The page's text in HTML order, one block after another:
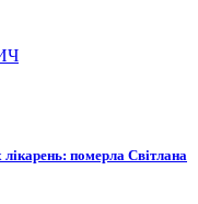
лікарень: померла Світлана